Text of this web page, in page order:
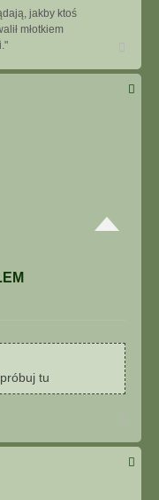
jakby ktoś
młotkiem
g
ó
tu
g
ó